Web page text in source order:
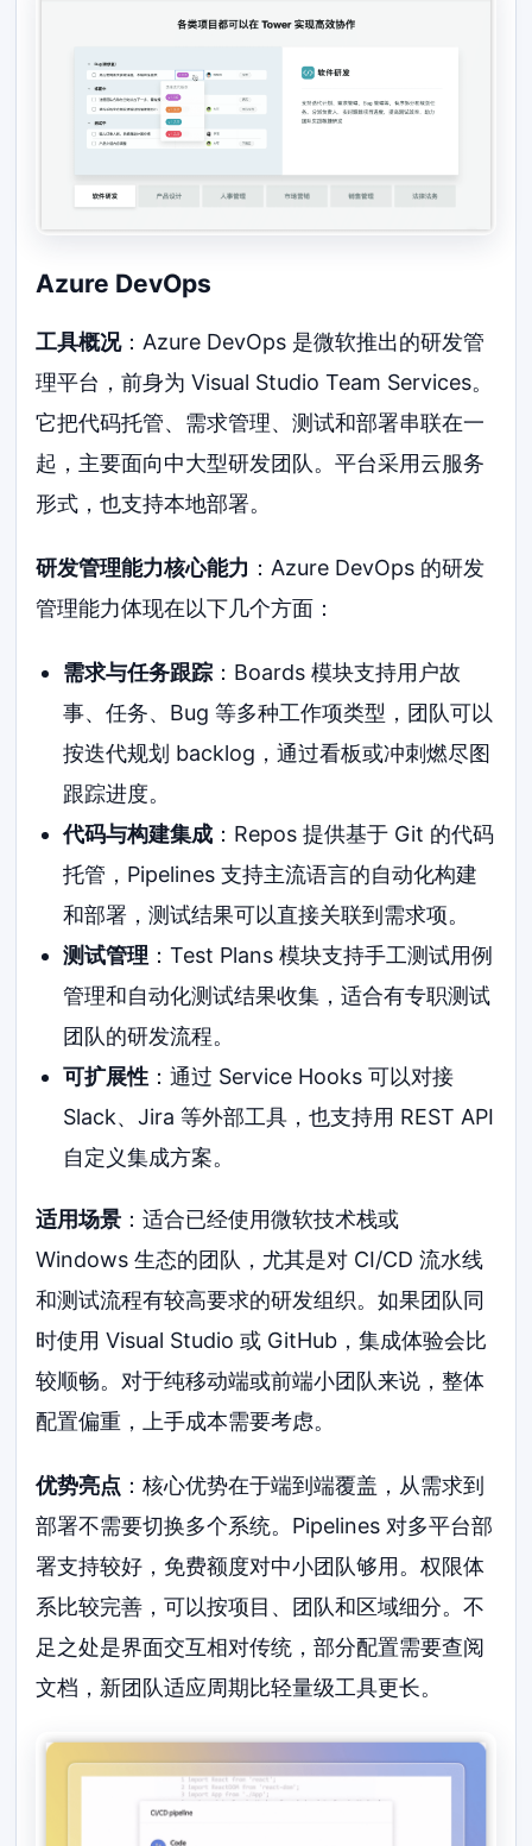
Azure DevOps
工具概况：Azure DevOps 是微软推出的研发管
理平台，前身为 Visual Studio Team Services。
它把代码托管、需求管理、测试和部署串联在一
起，主要面向中大型研发团队。平台采用云服务
形式，也支持本地部署。
研发管理能力核心能力 ：Azure DevOps 的研发
管理能力体现在以下几个方面：
需求与任务跟踪：Boards 模块支持用户故
事、任务、Bug 等多种工作项类型，团队可以
按迭代规划 backlog，通过看板或冲刺燃尽图
跟踪进度。
代码与构建集成：Repos 提供基于 Git 的代码
托管，Pipelines 支持主流语言的自动化构建
和部署，测试结果可以直接关联到需求项。
测试管理 ：Test Plans 模块支持手工测试用例
管理和自动化测试结果收集，适合有专职测试
团队的研发流程。
可扩展性：通过 Service Hooks 可以对接
Slack、Jira 等外部工具，也支持用 REST API
自定义集成方案。
适用场景 ：适合已经使用微软技术栈或
Windows 生态的团队，尤其是对 CI/CD 流水线
和测试流程有较高要求的研发组织。如果团队同
时使用 Visual Studio 或 GitHub，集成体验会比
较顺畅。对于纯移动端或前端小团队来说，整体
配置偏重，上手成本需要考虑。
优势亮点 ：核心优势在于端到端覆盖，从需求到
部署不需要切换多个系统。Pipelines 对多平台部
署支持较好，免费额度对中小团队够用。权限体
系比较完善，可以按项目、团队和区域细分。不
足之处是界面交互相对传统，部分配置需要查阅
文档，新团队适应周期比轻量级工具更长。